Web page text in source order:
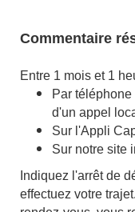
Commentaire
Entre 1 mois et 1
Par
d'un appel
Sur l'Appli
Sur notre site
Indiquez l'arrêt de
effectuez votre